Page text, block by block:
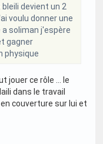
devient un 2
voulu donner une
soliman j'espère
gagner
physique
jouer ce rôle … le
dans le travail
couverture sur lui et